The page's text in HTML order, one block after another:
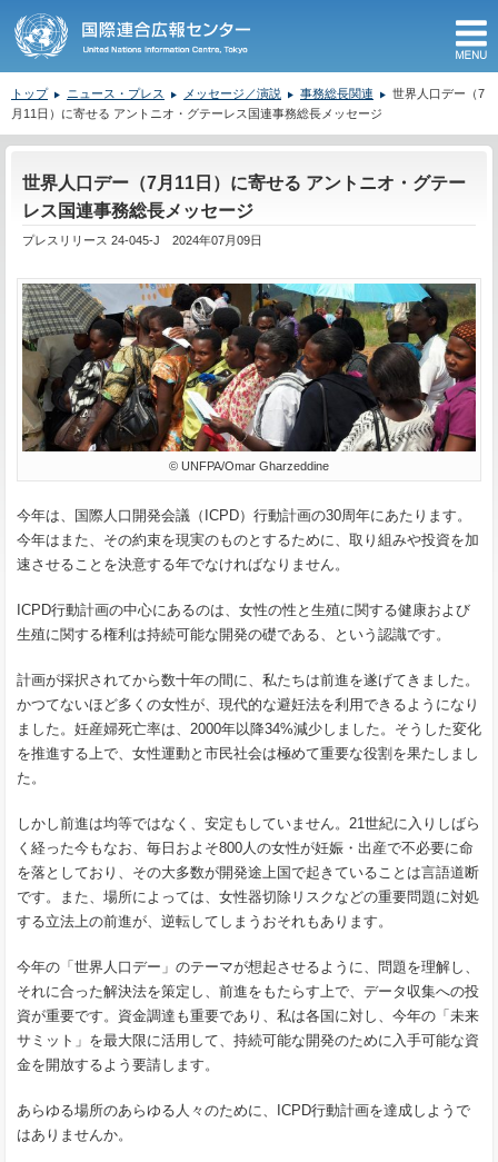
トップ ニュース・プレス メッセージ／演説 事務総長関連
世界人口デー（7
月11日）に寄せる アントニオ・グテーレス国連事務総長メッセージ
世界人口デー（7月11日）に寄せる アントニオ・グテー
レス国連事務総長メッセージ
プレスリリース 24-045-J 2024年07月09日
© UNFPA/Omar Gharzeddine
今年は、国際人口開発会議（ICPD）行動計画の30周年にあたります。
今年はまた、その約束を現実のものとするために、取り組みや投資を加
速させることを決意する年でなければなりません。
ICPD行動計画の中心にあるのは、女性の性と生殖に関する健康および
生殖に関する権利は持続可能な開発の礎である、という認識です。
計画が採択されてから数十年の間に、私たちは前進を遂げてきました。
かつてないほど多くの女性が、現代的な避妊法を利用できるようになり
ました。妊産婦死亡率は、2000年以降34%減少しました。そうした変化
を推進する上で、女性運動と市民社会は極めて重要な役割を果たしまし
た。
しかし前進は均等ではなく、安定もしていません。21世紀に入りしばら
く経った今もなお、毎日およそ800人の女性が妊娠・出産で不必要に命
を落としており、その大多数が開発途上国で起きていることは言語道断
です。また、場所によっては、女性器切除リスクなどの重要問題に対処
する立法上の前進が、逆転してしまうおそれもあります。
今年の「世界人口デー」のテーマが想起させるように、問題を理解し、
それに合った解決法を策定し、前進をもたらす上で、データ収集への投
資が重要です。資金調達も重要であり、私は各国に対し、今年の「未来
サミット」を最大限に活用して、持続可能な開発のために入手可能な資
金を開放するよう要請します。
あらゆる場所のあらゆる人々のために、ICPD行動計画を達成しようで
はありませんか。